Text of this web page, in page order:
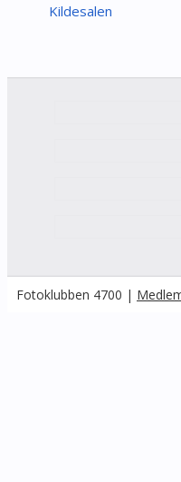
Kildesalen
Fotoklubben 4700 |